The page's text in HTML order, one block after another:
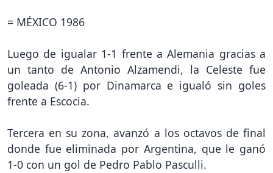
= MÉXICO 1986
Luego de igualar 1-1 frente a Alemania gracias a
un tanto de Antonio Alzamendi, la Celeste fue
goleada (6-1) por Dinamarca e igualó sin goles
frente a Escocia.
Tercera en su zona, avanzó a los octavos de final
donde fue eliminada por Argentina, que le ganó
1-0 con un gol de Pedro Pablo Pasculli.